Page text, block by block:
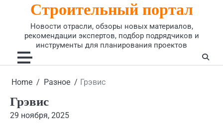
Строительный портал
Новости отрасли, обзоры новых материалов,
рекомендации экспертов, подбор подрядчиков и
инструменты для планирования проектов
Home Разное Грэвис
Грэвис
29 ноября, 2025